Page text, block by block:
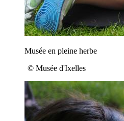
Musée en pleine herbe
© Musée d'Ixelles